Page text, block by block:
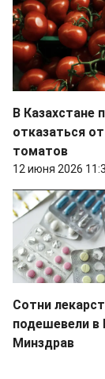
В Казахстане
отказаться
томатов
12 июня 2026
Сотни
подешевели в
Минздрав